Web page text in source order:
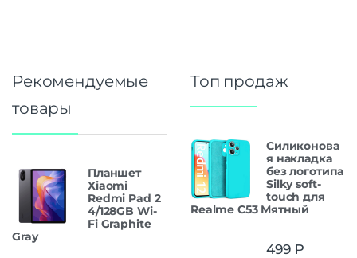
Рекомендуемые
товары
Планшет
Xiaomi
Redmi Pad 2
4/128GB Wi-
Fi Graphite
Gray
Топ продаж
Силиконова
я накладка
без логотипа
Silky soft-
touch для
Realme C53 Мятный
499₽